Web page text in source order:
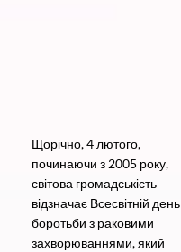
Щорічно, 4 лютого,
починаючи з 2005 року,
світова громадськість
відзначає Всесвітній день
боротьби з раковими
захворюваннями, який